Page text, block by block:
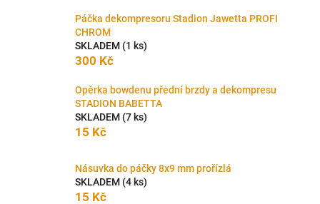
Páčka dekompresoru Stadion Jawetta PROFI
CHROM
SKLADEM (1 ks)
300 Kč
Opěrka bowdenu přední brzdy a dekompresu
STADION BABETTA
SKLADEM (7 ks)
15 Kč
Násuvka do páčky 8x9 mm prořízlá
SKLADEM (4 ks)
15 Kč